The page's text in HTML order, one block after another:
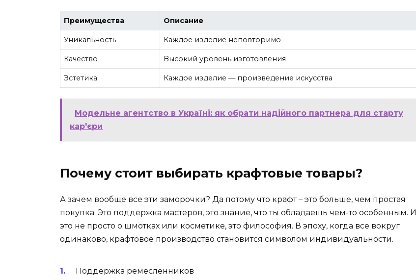
Преимущества Описание
Уникальность Каждое изделие неповторимо
Качество Высокий уровень изготовления
Эстетика Каждое изделие — произведение искусства
Модельне агентство в Україні: як обрати надійного партнера для старту
кар'єри
Почему стоит выбирать крафтовые товары?
А зачем вообще все эти заморочки? Да потому что крафт – это больше, чем простая
покупка. Это поддержка мастеров, это знание, что ты обладаешь чем-то особенным. И
это не просто о шмотках или косметике, это философия. В эпоху, когда все вокруг
одинаково, крафтовое производство становится символом индивидуальности.
Поддержка ремесленников